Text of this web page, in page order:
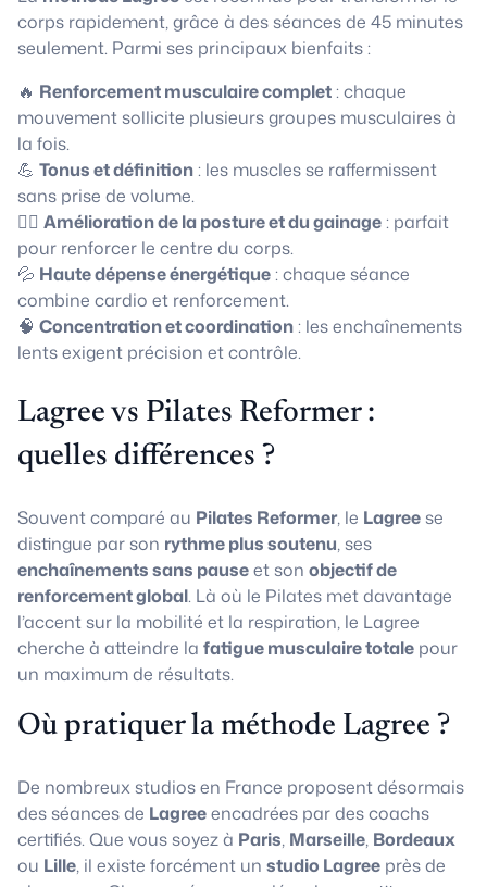
corps rapidement, grâce à des séances de 45 minutes
seulement. Parmi ses principaux bienfaits :
🔥 Renforcement musculaire complet: chaque
mouvement sollicite plusieurs groupes musculaires à
la fois.
💪 Tonus et définition: les muscles se raffermissent
sans prise de volume.
🧘‍♀️ Amélioration de la posture et du gainage: parfait
pour renforcer le centre du corps.
💦 Haute dépense énergétique: chaque séance
combine cardio et renforcement.
🧠 Concentration et coordination: les enchaînements
lents exigent précision et contrôle.
Lagree vs Pilates Reformer :
quelles différences ?
Souvent comparé au Pilates Reformer, le Lagree se
distingue par son rythme plus soutenu, ses
enchaînements sans pauseet son objectif de
renforcement global. Là où le Pilates met davantage
l’accent sur la mobilité et la respiration, le Lagree
cherche à atteindre la fatigue musculaire totale pour
un maximum de résultats.
Où pratiquer la méthode Lagree ?
De nombreux studios en France proposent désormais
des séances de Lagreeencadrées par des coachs
certifiés. Que vous soyez à Paris, Marseille, Bordeaux
ou Lille, il existe forcément un studio Lagree près de